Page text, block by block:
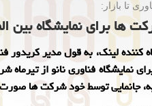
تا بازار:
ها برای نمایشگاه بین
کننده لینک، به قول مدیر کریدور
نمایشگاه فناوری نانو از
جانمایی توسط خود شرکت ها